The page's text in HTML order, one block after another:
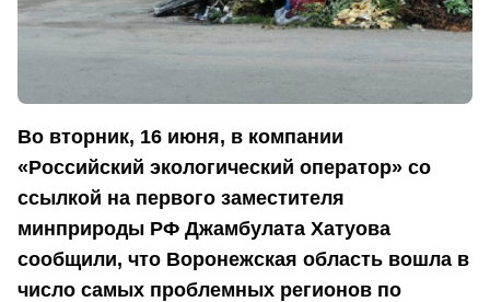
Во вторник, 16 июня, в компании
«Российский экологический оператор» со
ссылкой на первого заместителя
минприроды РФ Джамбулата Хатуова
сообщили, что Воронежская область вошла в
число самых проблемных регионов по